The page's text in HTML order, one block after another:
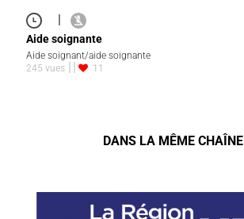
|
Aide soignante
Aide soignant/aide soignante
245 vues
11
DANS LA MÊME CHAÎNE